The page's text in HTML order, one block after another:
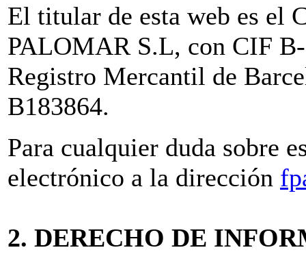
El titular de esta web es el
PALOMAR S.L, con CIF
Registro Mercantil de
B183864.
Para cualquier duda sobre
electrónico a la dirección
2. DERECHO DE